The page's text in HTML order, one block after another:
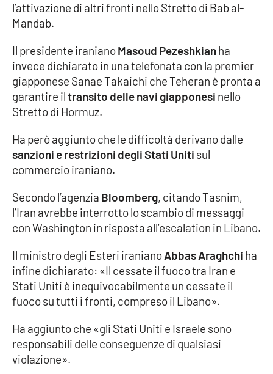
EDIZIONI
LOCALI
Catanzaro
Crotone
Vibo Valentia
Reggio Calabria
Cosenza
Lamezia Terme
PROGETTI
SPECIALI
Buona Sanità Calabria
LACALABRIAVISIONE
l’attivazione di altri fronti nello Stretto di Bab al-
Mandab.
Il presidente iranianoMasoud Pezeshkianha
invece dichiarato in una telefonata con la premier
giapponese Sanae Takaichi che Teheran è pronta a
garantire iltransito delle navi giapponesi nello
Stretto di Hormuz.
Ha però aggiunto che le difficoltà derivano dalle
sanzioni e restrizioni degli Stati Uniti sul
commercio iraniano.
Secondo l’agenzia Bloomberg, citando Tasnim,
l’Iran avrebbe interrotto lo scambio di messaggi
con Washington in risposta all’escalation in Libano.
Il ministro degli Esteri iranianoAbbas Araghchi ha
infine dichiarato: «Il cessate il fuoco tra Iran e
Stati Uniti è inequivocabilmente un cessate il
fuoco su tutti i fronti, compreso il Libano».
Ha aggiunto che «gli Stati Uniti e Israele sono
responsabili delle conseguenze di qualsiasi
violazione».